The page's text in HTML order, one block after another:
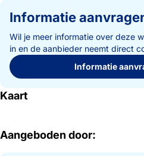
Informatie
Wil je meer informatie over deze
in en de aanbieder neemt direct
Informatie
Kaart
Aangeboden door: